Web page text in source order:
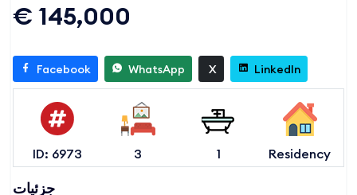
€ 145,000
Facebook WhatsApp X LinkedIn
ID: 6973 3 1 Residency
جزئیات